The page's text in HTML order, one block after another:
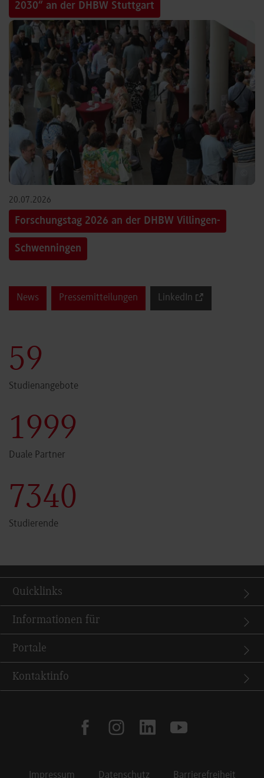
2030“ an der DHBW Stuttgart
20.07.2026
Forschungstag 2026 an der DHBW Villingen-
Schwenningen
News Pressemitteilungen LinkedIn
60
Studienangebote
2000
Duale Partner
7341
Studierende
Quicklinks
Informationen für
Portale
Kontaktinfo
facebookinstagramlinkedin youtube